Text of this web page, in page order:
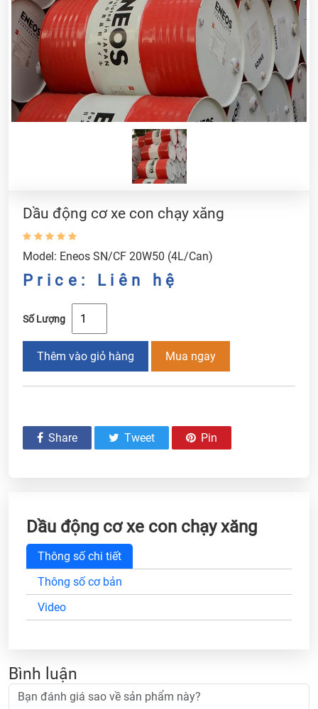
Dầu động cơ xe con chạy xăng
Model: Eneos SN/CF 20W50 (4L/Can)
Price: Liên hệ
Số Lượng
Thêm vào giỏ hàng Mua ngay
Share Tweet Pin
Dầu động cơ xe con chạy xăng
Thông số chi tiết
Thông số cơ bản
Video
Bình luận